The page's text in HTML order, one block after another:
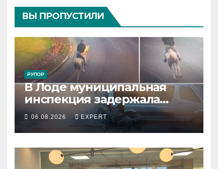
ВЫ ПРОПУСТИЛИ
РУПОР
В Лоде муниципальная
инспекция задержала
подростка, устроившего
опасную скачку на лошади
по улицам города
06.08.2026 EXPERT